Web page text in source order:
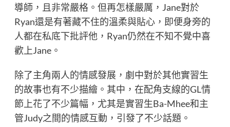
導師，且非常嚴格。但再怎樣嚴厲，Jane對於
Ryan還是有著藏不住的溫柔與貼心，即便身旁的
人都在私底下批評他，Ryan仍然在不知不覺中喜
歡上Jane。
除了主角兩人的情感發展，劇中對於其他實習生
的故事也有不少描繪。其中，在配角支線的GL情
節上花了不少篇幅，尤其是實習生Ba-Mhee和主
管Judy之間的情感互動，引發了不少話題。